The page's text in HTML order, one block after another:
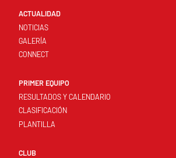
ACTUALIDAD
NOTICIAS
GALERÍA
CONNECT
PRIMER EQUIPO
RESULTADOS Y CALENDARIO
CLASIFICACIÓN
PLANTILLA
CLUB